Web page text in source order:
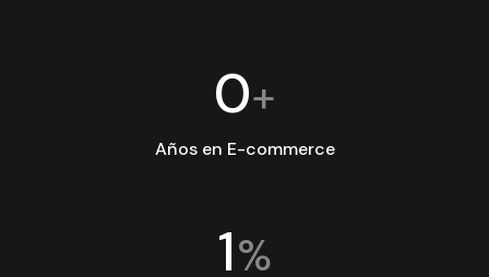
0+
Años en E-commerce
1%